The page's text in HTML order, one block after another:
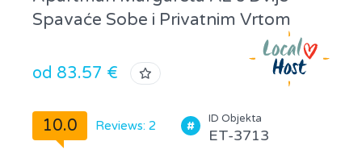
Spavaće Sobe i Privatnim Vrtom
od 83.57 €
10.0 Reviews: 2 ID Objekta
ET-3713